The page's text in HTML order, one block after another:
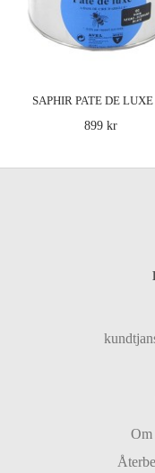
SAPHIR PATE DE
899 kr
Om